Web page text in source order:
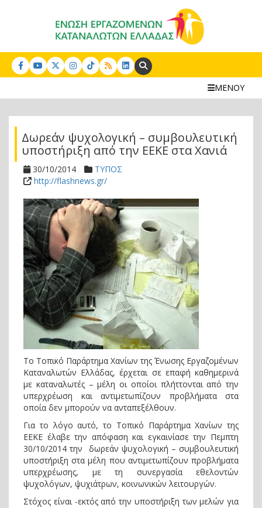
Search:
ΜΕΝΟΥ
Δωρεάν ψυχολογική – συμβουλευτική
υποστήριξη από την ΕΕΚΕ στα Χανιά
30/10/2014
ΤΥΠΟΣ
http://flashnews.gr/
Το Τοπικό Παράρτημα Χανίων της Ένωσης Εργαζομένων
Καταναλωτών Ελλάδας, έρχεται σε επαφή καθημερινά
με καταναλωτές – μέλη οι οποίοι πλήττονται από την
υπερχρέωση και αντιμετωπίζουν προβλήματα στα
οποία δεν μπορούν να ανταπεξέλθουν.
Για το λόγο αυτό, το Τοπικό Παράρτημα Χανίων της
ΕΕΚΕ έλαβε την απόφαση και εγκαινίασε την Πεμπτη
30/10/2014 την δωρεάν ψυχολογική – συμβουλευτική
υποστήριξη στα μέλη που αντιμετωπίζουν προβλήματα
υπερχρέωσης, με τη συνεργασία εθελοντών
ψυχολόγων, ψυχιάτρων, κοινωνικών λειτουργών.
Στόχος είναι -εκτός από την υποστήριξη των μελών για